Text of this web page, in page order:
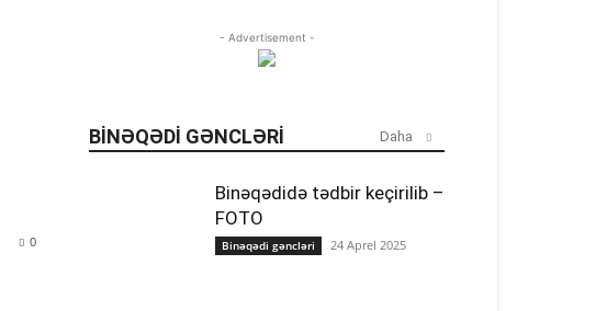
0
- Advertisement -
BINƏQƏDI GƏNCLƏRI Daha
Binəqədidə tədbir keçirilib –
FOTO
Binəqədi gəncləri 24 Aprel 2025